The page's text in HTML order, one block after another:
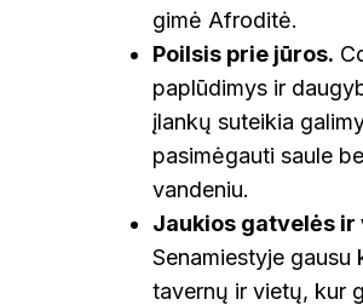
gimė Afroditė.
Poilsis prie jūros.
paplūdimys ir
įlankų suteikia
pasimėgauti saule
vandeniu.
Jaukios gatvelės ir
Senamiestyje gausu
tavernų ir vietų, kur